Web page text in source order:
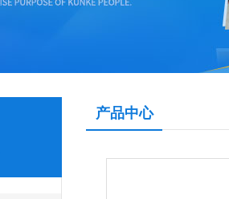
产品中心